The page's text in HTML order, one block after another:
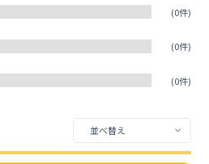
(0件)
(0件)
(0件)